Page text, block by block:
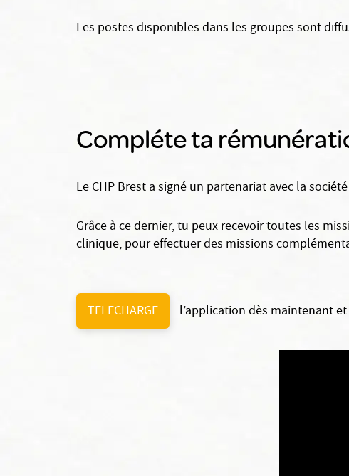
Les postes disponibles dans les groupes sont
Compléte ta
Le CHP Brest a signé un partenariat avec la
Grâce à ce dernier, tu peux recevoir toutes les
clinique, pour effectuer des missions
TELECHARGE l’application dès maintenant